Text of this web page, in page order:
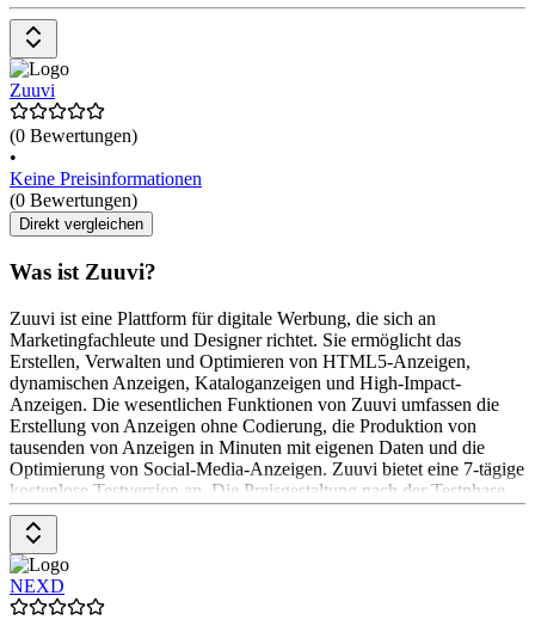
Zuuvi
(0 Bewertungen)
•
Keine Preisinformationen
(0 Bewertungen)
Direkt vergleichen
Was ist Zuuvi?
Zuuvi ist eine Plattform für digitale Werbung, die sich an
Marketingfachleute und Designer richtet. Sie ermöglicht das
Erstellen, Verwalten und Optimieren von HTML5-Anzeigen,
dynamischen Anzeigen, Kataloganzeigen und High-Impact-
Anzeigen. Die wesentlichen Funktionen von Zuuvi umfassen die
Erstellung von Anzeigen ohne Codierung, die Produktion von
tausenden von Anzeigen in Minuten mit eigenen Daten und die
Optimierung von Social-Media-Anzeigen. Zuuvi bietet eine 7-tägige
kostenlose Testversion an. Die Preisgestaltung nach der Testphase
ist nicht angegeben.
NEXD